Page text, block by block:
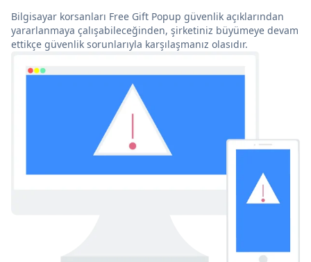
Bilgisayar korsanları Free Gift Popup güvenlik açıklarından
yararlanmaya çalışabileceğinden, şirketiniz büyümeye devam
ettikçe güvenlik sorunlarıyla karşılaşmanız olasıdır.